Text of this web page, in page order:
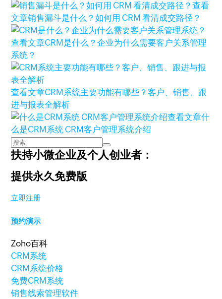
查看
文章销售漏斗是什么？如何用 CRM 看清成交路径？
查看文章CRM是什么？企业为什么需要客户关系管理
系统？
查看文章CRM系统主要功能有哪些？客户、销售、跟
进与报表全解析
查看文章什
么是CRM系统 CRM客户管理系统介绍
扶持小微企业及个人创业者：
提供永久免费版
立即注册
预约演示
Zoho百科
CRM系统
CRM系统价格
免费CRM系统
销售线索管理软件